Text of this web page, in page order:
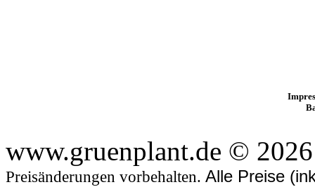
www.gruenplant.de ©
Preisänderungen vorbehalten. Alle Preise